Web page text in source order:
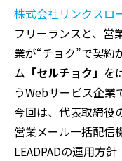
株式会社リンクスロ
フリーランスと、営
業が“チョク”で契約
ム 「セルチョク」 を
うWebサービス企業
今回は、代表取締役
営業メール一括配信
LEADPADの運用方